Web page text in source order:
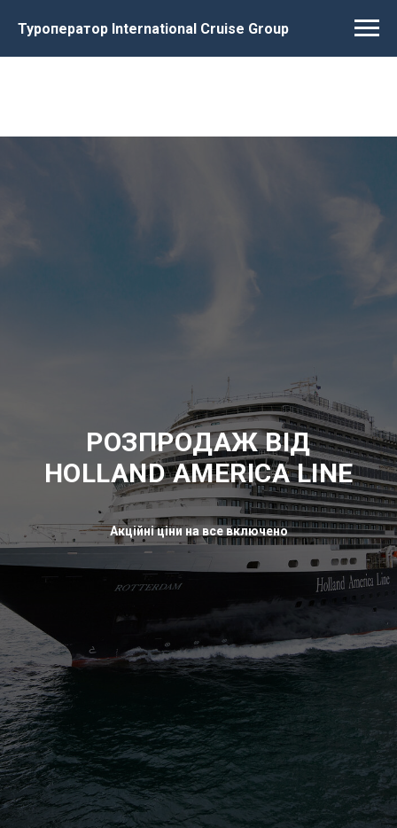
Туроператор International Cruise Group
РОЗПРОДАЖ ВІД
HOLLAND AMERICA LINE
Акційні ціни на все включено